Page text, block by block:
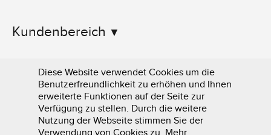
Kundenbereich
Informationen
Diese Website verwendet Cookies um die
Benutzerfreundlichkeit zu erhöhen und Ihnen
erweiterte Funktionen auf der Seite zur
Verfügung zu stellen. Durch die weitere
Nutzung der Webseite stimmen Sie der